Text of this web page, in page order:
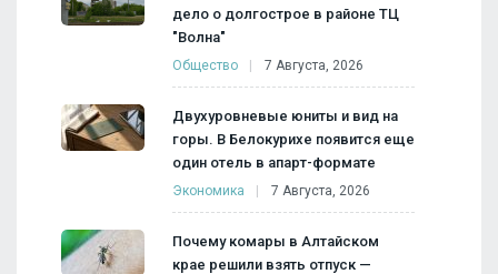
дело о долгострое в районе ТЦ
"Волна"
Общество 7 Августа, 2026
Двухуровневые юниты и вид на
горы. В Белокурихе появится еще
один отель в апарт-формате
Экономика 7 Августа, 2026
Почему комары в Алтайском
крае решили взять отпуск —